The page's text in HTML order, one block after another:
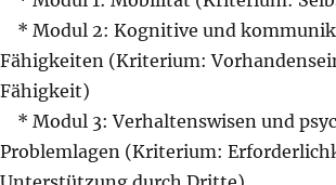
* Modul 2: Kognitive und
Fähigkeiten (Kriterium:
Fähigkeit)
* Modul 3: Verhaltenswisen und
Problemlagen (Kriterium: